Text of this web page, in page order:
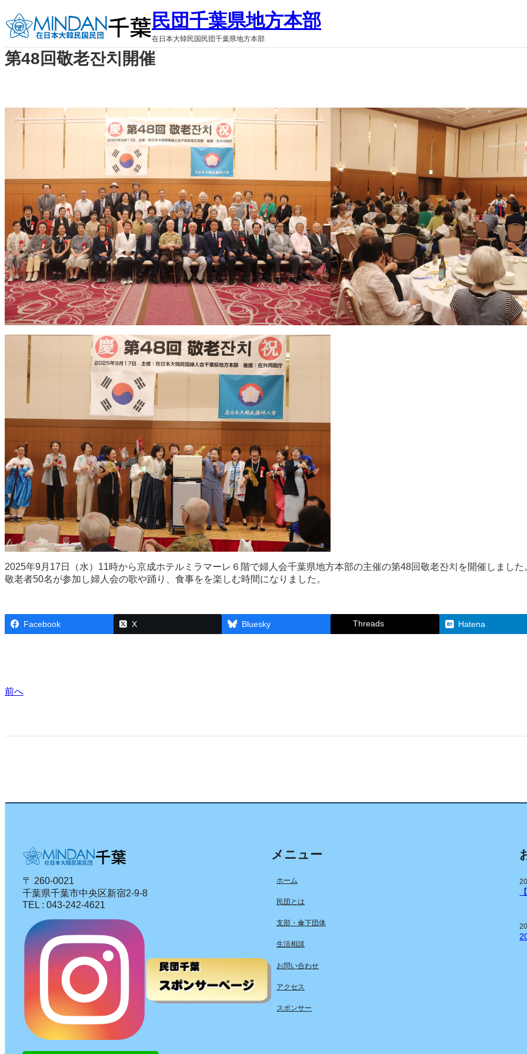
容
を
ス
キ
民団千葉県地方本部
在日本大韓民国民団千葉県地方本部
第48回敬老잔치開催
2025年9月17日（水）11時から京成ホテルミラマーレ６階で婦人会千葉県地方本部の主催の第48回敬老잔치を開催しました
敬老者50名が参加し婦人会の歌や踊り、食事をを楽しむ時間になりました。
Facebook X Bluesky Threads Hatena
前へ
〒 260-0021
千葉県千葉市中央区新宿2-9-8
TEL : 043-242-4621
メニュー
ホーム
民団とは
支部・傘下団体
生活相談
お問い合わせ
アクセス
スポンサー